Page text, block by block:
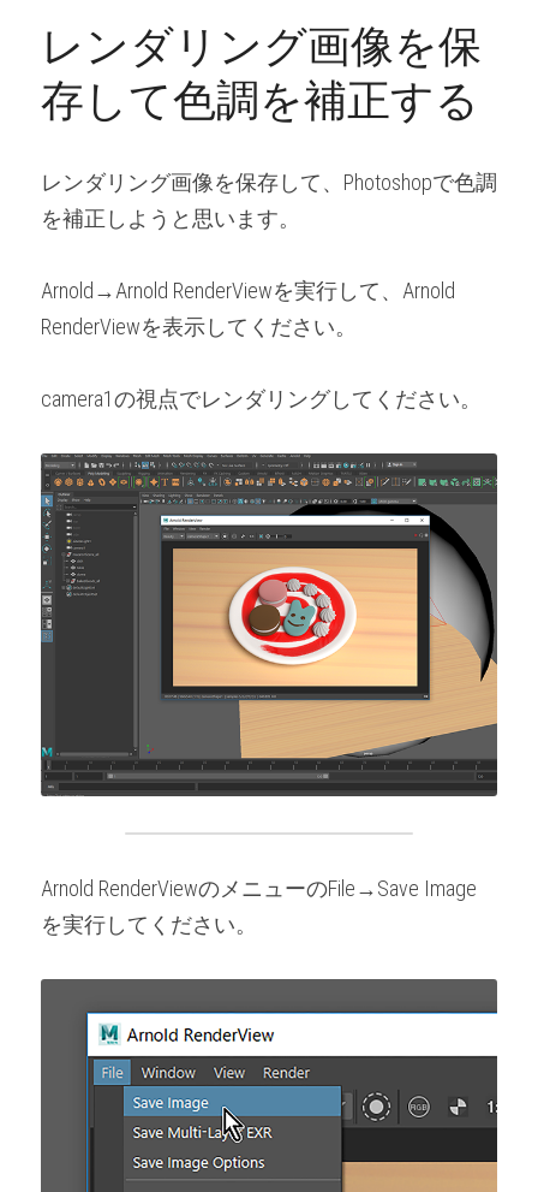
レンダリング画像を保
存して色調を補正する
レンダリング画像を保存して、Photoshopで色調
を補正しようと思います。
Arnold→Arnold RenderViewを実行して、Arnold
RenderViewを表示してください。
camera1の視点でレンダリングしてください。
Arnold RenderViewのメニューのFile→Save Image
を実行してください。